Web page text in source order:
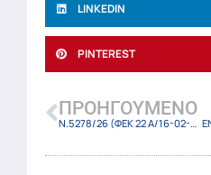
LINKEDIN
PINTEREST
ΠΡΟΗΓΟΎΜΕΝΟ
Ν.5278/26 (ΦΕΚ 22 Α/16-02-2026)